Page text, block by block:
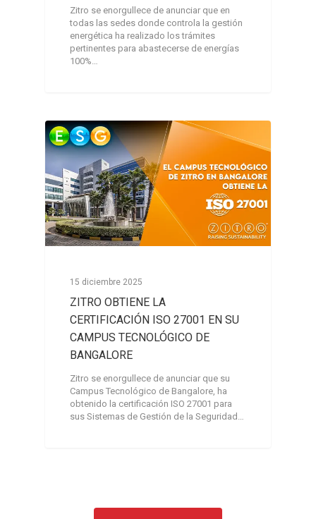
Zitro se enorgullece de anunciar que en
todas las sedes donde controla la gestión
energética ha realizado los trámites
pertinentes para abastecerse de energías
100%…
15 diciembre 2025
ZITRO OBTIENE LA
CERTIFICACIÓN ISO 27001 EN SU
CAMPUS TECNOLÓGICO DE
BANGALORE
Zitro se enorgullece de anunciar que su
Campus Tecnológico de Bangalore, ha
obtenido la certificación ISO 27001 para
sus Sistemas de Gestión de la Seguridad…